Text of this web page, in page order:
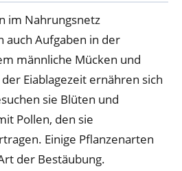
im Nahrungsnetz
auch Aufgaben in der
männliche Mücken und
Eiablagezeit ernähren sich
sie Blüten und
Pollen, den sie
Einige Pflanzenarten
der Bestäubung.